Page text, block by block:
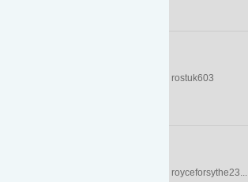
rostuk603
royceforsythe23...